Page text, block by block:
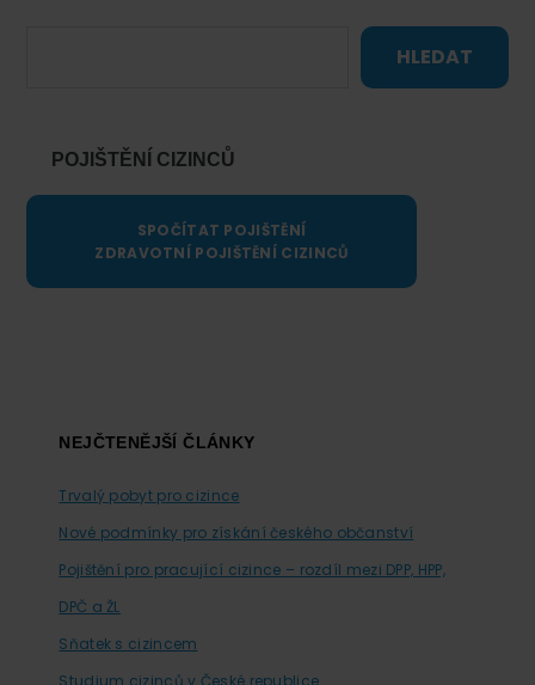
HLEDAT
POJIŠTĚNÍ CIZINCŮ
SPOČÍTAT POJIŠTĚNÍ
ZDRAVOTNÍ POJIŠTĚNÍ CIZINCŮ
FooterNEJČTENĚJŠÍ ČLÁNKY
Trvalý pobyt pro cizince
Nové podmínky pro získání českého občanství
Pojištění pro pracující cizince – rozdíl mezi DPP, HPP,
DPČ a ŽL
Sňatek s cizincem
Studium cizinců v České republice